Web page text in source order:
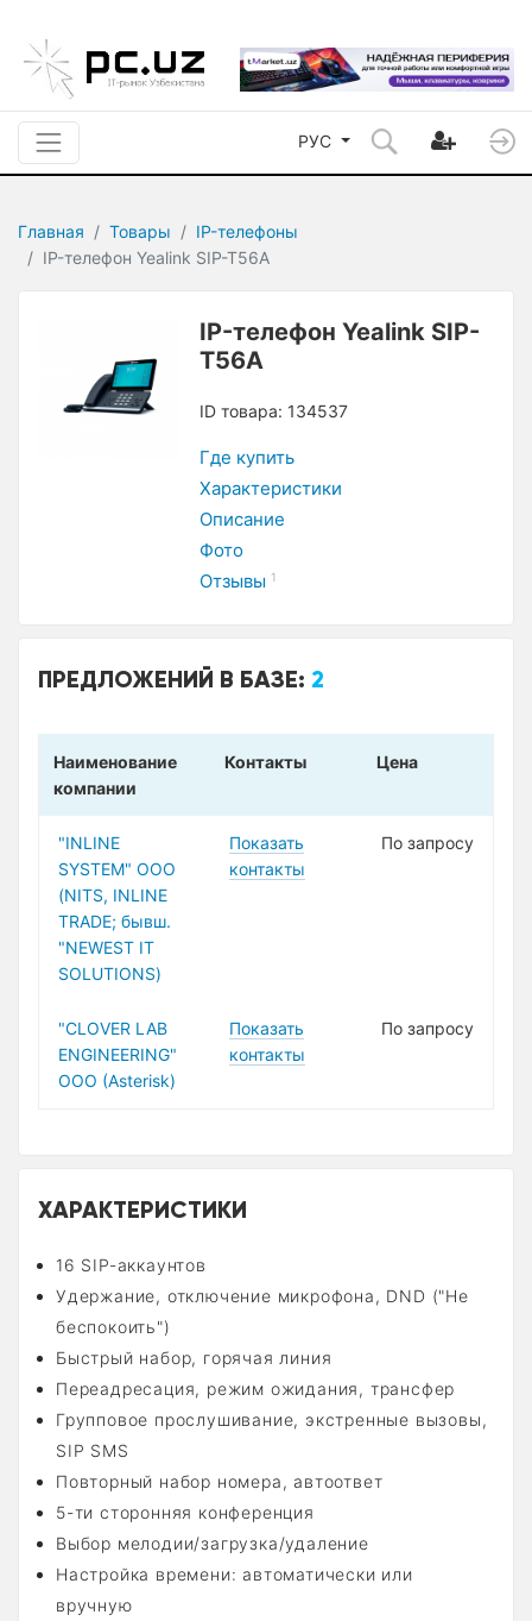
РУС
Главная Товары
IP-телефоны
IP-телефон Yealink SIP-T56A
IP-телефон Yealink SIP-
T56A
ID товара: 134537
Где купить
Характеристики
Описание
Фото
Отзывы 1
ПРЕДЛОЖЕНИЙ В БАЗЕ: 2
Наименование
компании
Контакты Цена
"INLINE
SYSTEM" ООО
(NITS, INLINE
TRADE; бывш.
"NEWEST IT
SOLUTIONS)
Показать
контакты
По запросу
"CLOVER LAB
ENGINEERING"
OOO (Asterisk)
Показать
контакты
По запросу
ХАРАКТЕРИСТИКИ
16 SIP-аккаунтов
Удержание, отключение микрофона, DND ("Не
беспокоить")
Быстрый набор, горячая линия
Переадресация, режим ожидания, трансфер
Групповое прослушивание, экстренные вызовы,
SIP SMS
Повторный набор номера, автоответ
5-ти сторонняя конференция
Выбор мелодии/загрузка/удаление
Настройка времени: автоматически или
вручную